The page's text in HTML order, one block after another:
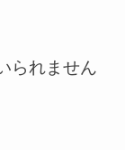
られません